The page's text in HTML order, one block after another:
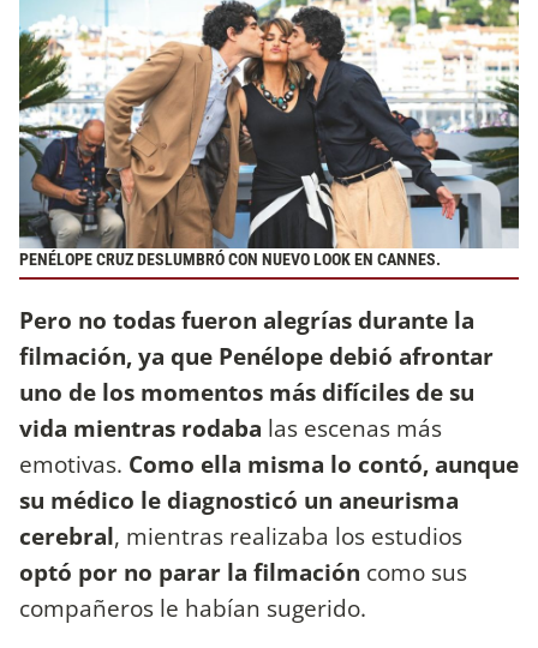
PENÉLOPE CRUZ DESLUMBRÓ CON NUEVO LOOK EN CANNES.
Pero no todas fueron alegrías durante la
filmación, ya que Penélope debió afrontar
uno de los momentos más difíciles de su
vida mientras rodaba las escenas más
emotivas. Como ella misma lo contó, aunque
su médico le diagnosticó un aneurisma
cerebral, mientras realizaba los estudios
optó por no parar la filmación como sus
compañeros le habían sugerido.